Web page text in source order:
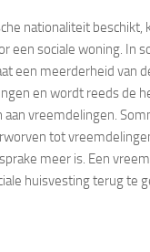
nationaliteit beschikt,
een sociale woning. In
een meerderheid van
en wordt reeds de
vreemdelingen.
tot
meer is. Een
huisvesting terug te